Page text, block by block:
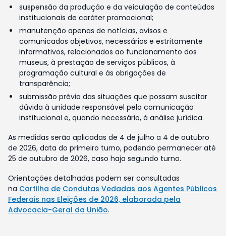
suspensão da produção e da veiculação de conteúdos
institucionais de caráter promocional;
manutenção apenas de notícias, avisos e
comunicados objetivos, necessários e estritamente
informativos, relacionados ao funcionamento dos
museus, à prestação de serviços públicos, à
programação cultural e às obrigações de
transparência;
submissão prévia das situações que possam suscitar
dúvida à unidade responsável pela comunicação
institucional e, quando necessário, à análise jurídica.
As medidas serão aplicadas de 4 de julho a 4 de outubro
de 2026, data do primeiro turno, podendo permanecer até
25 de outubro de 2026, caso haja segundo turno.
Orientações detalhadas podem ser consultadas
na Cartilha de Condutas Vedadas aos Agentes Públicos
Federais nas Eleições de 2026, elaborada pela
Advocacia-Geral da União.